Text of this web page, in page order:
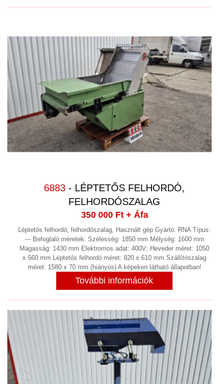
6883 - LÉPTETŐS FELHORDÓ,
FELHORDÓSZALAG
350 000 Ft+ Áfa
Léptetős felhordó, felhordószalag, Használt gép Gyártó: RNA Típus:
--- Befoglaló méretek: Szélesség: 1850 mm Mélység: 1600 mm
Magasság: 1430 mm Elektromos adat: 400V; Heveder méret: 1050
x 560 mm Léptetős felhordó méret: 820 x 610 mm Szállítószalag
méret: 1580 x 70 mm (hiányos) A képeken látható állapotban!
További információk